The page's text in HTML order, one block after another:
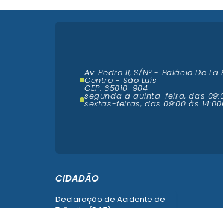
CIDADÃO
Declaração de Acidente de
Av. Pedro II, S/N° - Palácio De
Centro - São Luís
CEP: 65010-904
segunda a quinta-feira, das
sextas-feiras, das 09:00 às